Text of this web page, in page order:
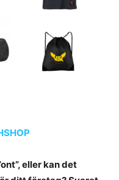
eller kan det